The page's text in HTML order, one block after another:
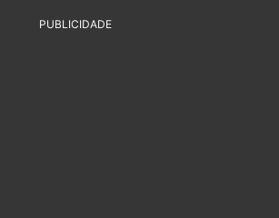
PUBLICIDADE